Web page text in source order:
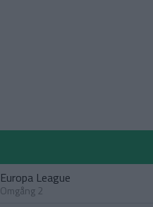
Europa League
Omgång 2